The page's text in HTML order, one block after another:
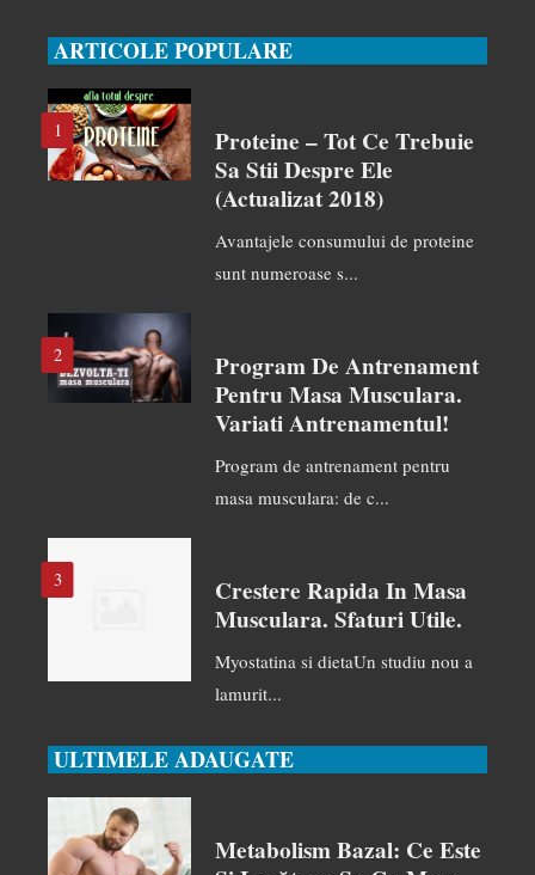
ARTICOLE POPULARE
1
Proteine – Tot Ce Trebuie
Sa Stii Despre Ele
(actualizat 2018)
Avantajele consumului de proteine
sunt numeroase s...
2
Program De Antrenament
Pentru Masa Musculara.
Variati Antrenamentul!
Program de antrenament pentru
masa musculara: de c...
3
Crestere Rapida In Masa
Musculara. Sfaturi Utile.
Myostatina si dietaUn studiu nou a
lamurit...
ULTIMELE ADAUGATE
Metabolism Bazal: Ce Este